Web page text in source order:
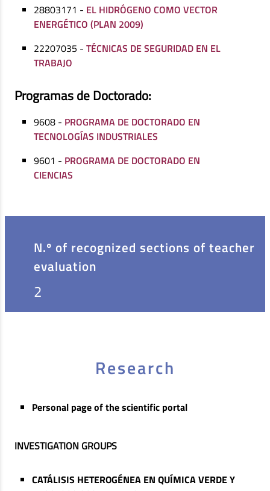
28803171 - EL HIDRÓGENO COMO VECTOR
ENERGÉTICO (PLAN 2009)
22207035 - TÉCNICAS DE SEGURIDAD EN EL
TRABAJO
Programas de Doctorado:
9608 - PROGRAMA DE DOCTORADO EN
TECNOLOGÍAS INDUSTRIALES
9601 - PROGRAMA DE DOCTORADO EN
CIENCIAS
N.º of recognized sections of teacher
evaluation
2
Research
Personal page of the scientific portal
INVESTIGATION GROUPS
CATÁLISIS HETEROGÉNEA EN QUÍMICA VERDE Y